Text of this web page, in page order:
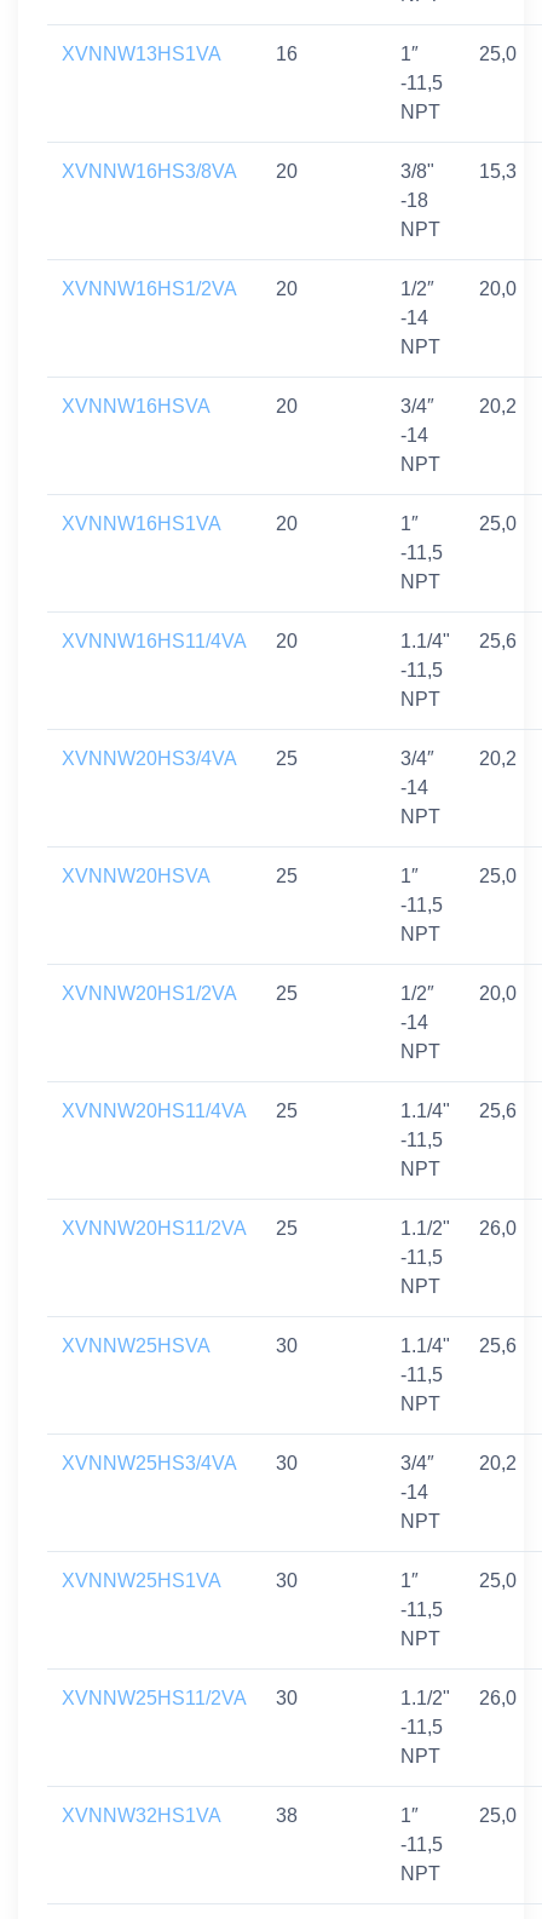
XVNNW13HS1VA 16
1″
-11,5
NPT
25,0
XVNNW16HS3/8VA 20
3/8"
-18
NPT
15,3
XVNNW16HS1/2VA 20
1/2″
-14
NPT
20,0
XVNNW16HSVA 20
3/4″
-14
NPT
20,2
XVNNW16HS1VA 20
1″
-11,5
NPT
25,0
XVNNW16HS11/4VA 20
1.1/4"
-11,5
NPT
25,6
XVNNW20HS3/4VA 25
3/4″
-14
NPT
20,2
XVNNW20HSVA 25
1″
-11,5
NPT
25,0
XVNNW20HS1/2VA 25
1/2″
-14
NPT
20,0
XVNNW20HS11/4VA 25
1.1/4"
-11,5
NPT
25,6
XVNNW20HS11/2VA 25
1.1/2"
-11,5
NPT
26,0
XVNNW25HSVA 30
1.1/4"
-11,5
NPT
25,6
XVNNW25HS3/4VA 30
3/4″
-14
NPT
20,2
XVNNW25HS1VA 30
1″
-11,5
NPT
25,0
XVNNW25HS11/2VA 30
1.1/2"
-11,5
NPT
26,0
XVNNW32HS1VA 38
1″
-11,5
NPT
25,0